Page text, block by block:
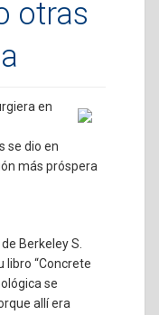
otras
en
se dio en
más próspera
Berkeley S.
libro “Concrete
se
allí era